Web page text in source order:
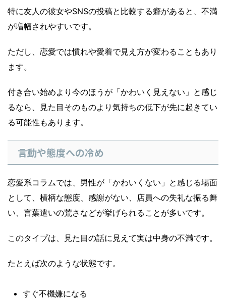
特に友人の彼女やSNSの投稿と比較する癖があると、不満
が増幅されやすいです。
ただし、恋愛では慣れや愛着で見え方が変わることもあり
ます。
付き合い始めより今のほうが「かわいく見えない」と感じ
るなら、見た目そのものより気持ちの低下が先に起きてい
る可能性もあります。
言動や態度への冷め
恋愛系コラムでは、男性が「かわいくない」と感じる場面
として、横柄な態度、感謝がない、店員への失礼な振る舞
い、言葉遣いの荒さなどが挙げられることが多いです。
このタイプは、見た目の話に見えて実は中身の不満です。
たとえば次のような状態です。
すぐ不機嫌になる